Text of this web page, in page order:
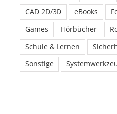
CAD 2D/3D
eBooks
Games
Hörbücher
Schule & Lernen
Sonstige